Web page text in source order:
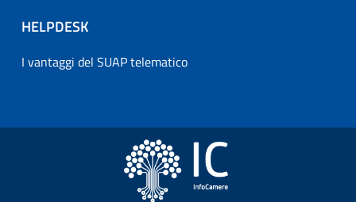
HELPDESK
I vantaggi del SUAP telematico